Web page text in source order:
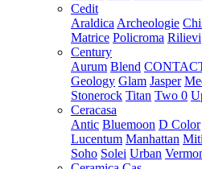
Cedit
Araldica Archeologie
Matrice Policroma Rilievi
Century
Aurum Blend
Geology Glam Jasper
Stonerock Titan Two 0
Ceracasa
Antic Bluemoon D Color
Lucentum Manhattan
Soho Solei Urban